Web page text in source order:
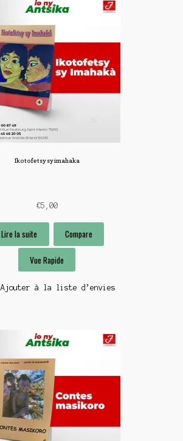
Ikotofetsy sy imahaka
€5,00
Lire la suite Compare
Vue Rapide
Ajouter à la liste d’envies